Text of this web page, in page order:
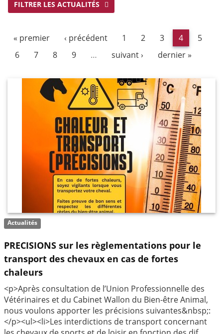
FILTRER LES ACTUALITÉS
« premier ‹ précédent 1 2 3 4
5
6
7 8 9 … suivant › dernier »
Actualités
PRECISIONS sur les règlementations pour le
transport des chevaux en cas de fortes
chaleurs
<p>Après consultation de l’Union Professionnelle des
Vétérinaires et du Cabinet Wallon du Bien-être Animal,
nous voulons apporter les précisions suivantes&nbsp;:
</p><ul><li>Les interdictions de transport concernant